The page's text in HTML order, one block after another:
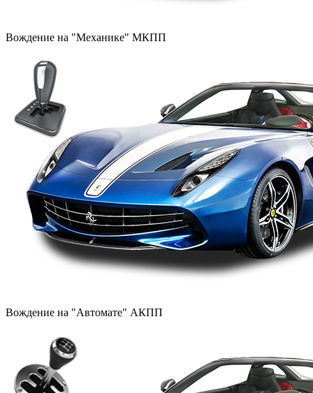
Вождение на "Механике" МКПП
Вождение на "Автомате" АКПП